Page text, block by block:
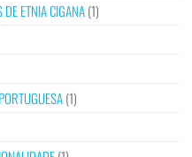
ETNIA CIGANA(1)
(1)